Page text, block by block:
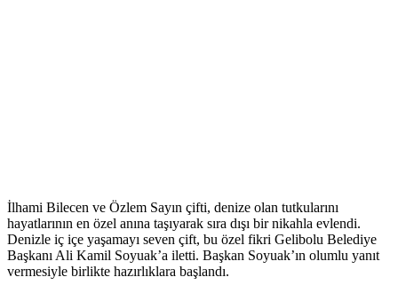
İlhami Bilecen ve Özlem Sayın çifti, denize olan tutkularını
hayatlarının en özel anına taşıyarak sıra dışı bir nikahla evlendi.
Denizle iç içe yaşamayı seven çift, bu özel fikri Gelibolu Belediye
Başkanı Ali Kamil Soyuak’a iletti. Başkan Soyuak’ın olumlu yanıt
vermesiyle birlikte hazırlıklara başlandı.